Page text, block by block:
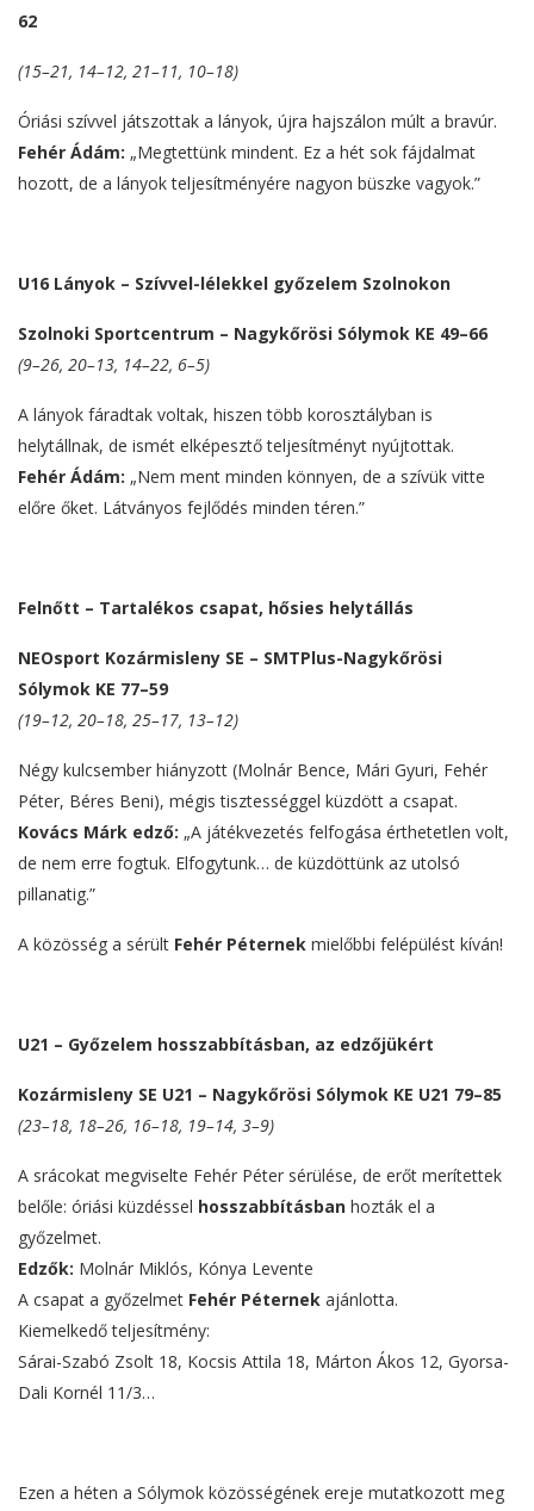
62
(15–21, 14–12, 21–11, 10–18)
Óriási szívvel játszottak a lányok, újra hajszálon múlt a bravúr.
Fehér Ádám: „Megtettünk mindent. Ez a hét sok fájdalmat
hozott, de a lányok teljesítményére nagyon büszke vagyok.”
U16 Lányok – Szívvel-lélekkel győzelem Szolnokon
Szolnoki Sportcentrum – Nagykőrösi Sólymok KE 49–66
(9–26, 20–13, 14–22, 6–5)
A lányok fáradtak voltak, hiszen több korosztályban is
helytállnak, de ismét elképesztő teljesítményt nyújtottak.
Fehér Ádám: „Nem ment minden könnyen, de a szívük vitte
előre őket. Látványos fejlődés minden téren.”
Felnőtt – Tartalékos csapat, hősies helytállás
NEOsport Kozármisleny SE – SMTPlus-Nagykőrösi
Sólymok KE 77–59
(19–12, 20–18, 25–17, 13–12)
Négy kulcsember hiányzott (Molnár Bence, Mári Gyuri, Fehér
Péter, Béres Beni), mégis tisztességgel küzdött a csapat.
Kovács Márk edző: „A játékvezetés felfogása érthetetlen volt,
de nem erre fogtuk. Elfogytunk… de küzdöttünk az utolsó
pillanatig.”
A közösség a sérült Fehér Péternek mielőbbi felépülést kíván!
U21 – Győzelem hosszabbításban, az edzőjükért
Kozármisleny SE U21 – Nagykőrösi Sólymok KE U21 79–85
(23–18, 18–26, 16–18, 19–14, 3–9)
A srácokat megviselte Fehér Péter sérülése, de erőt merítettek
belőle: óriási küzdéssel hosszabbításban hozták el a
győzelmet.
Edzők: Molnár Miklós, Kónya Levente
A csapat a győzelmet Fehér Péternek ajánlotta.
Kiemelkedő teljesítmény:
Sárai-Szabó Zsolt 18, Kocsis Attila 18, Márton Ákos 12, Gyorsa-
Dali Kornél 11/3…
Ezen a héten a Sólymok közösségének ereje mutatkozott meg